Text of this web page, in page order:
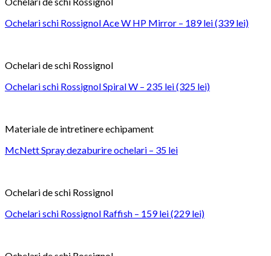
Ochelari schi Rossignol Ace W HP Mirror – 189 lei (339 lei)
Ochelari de schi Rossignol
Ochelari schi Rossignol Spiral W – 235 lei (325 lei)
Materiale de intretinere echipament
McNett Spray dezaburire ochelari – 35 lei
Ochelari de schi Rossignol
Ochelari schi Rossignol Raffish – 159 lei (229 lei)